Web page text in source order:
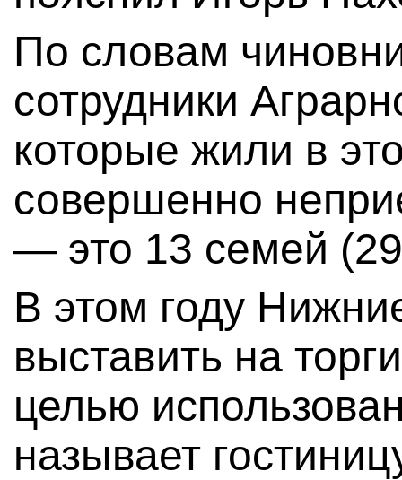
По словам
сотрудники
которые жили в
совершенно
— это 13 семей
В этом году
выставить на
целью
называет